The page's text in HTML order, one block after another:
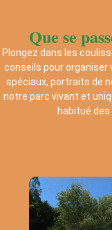
Que se
Plongez dans les
conseils pour
spéciaux, portraits de
notre parc vivant et
habitué